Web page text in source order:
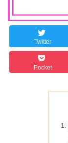
Twitter
Pocket